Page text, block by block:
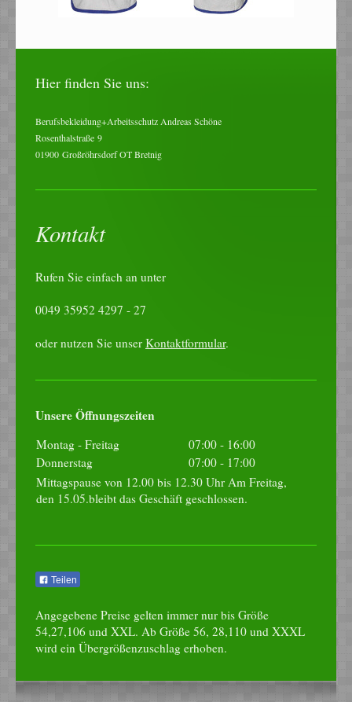
Hier finden Sie uns:
Berufsbekleidung+Arbeitsschutz Andreas Schöne
Rosenthalstraße 9
01900 Großröhrsdorf OT Bretnig
Kontakt
Rufen Sie einfach an unter
0049 35952 4297 - 27
oder nutzen Sie unser Kontaktformular.
Unsere Öffnungszeiten
Montag - Freitag 07:00 - 16:00
Donnerstag
07:00 - 17:00
Mittagspause von 12.00 bis 12.30 Uhr Am Freitag,
den 15.05.bleibt das Geschäft geschlossen.
Teilen
Angegebene Preise gelten immer nur bis Größe
54,27,106 und XXL. Ab Größe 56, 28,110 und XXXL
wird ein Übergrößenzuschlag erhoben.